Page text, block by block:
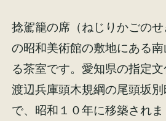
捻駕籠の席（ねじりかごの
の昭和美術館の敷地にある
る茶室です。愛知県の指定
渡辺兵庫頭木規綱の尾頭坂
で、昭和１０年に移築され
会社概要
スタッフ紹介
家づ